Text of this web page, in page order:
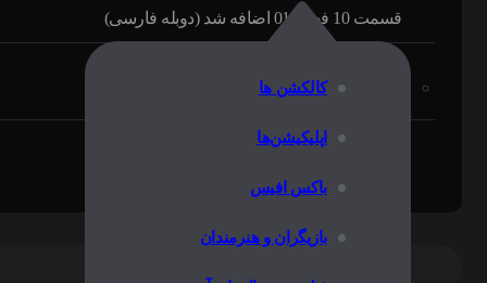
کالکشن ها
اپلیکیشن‌ها
باکس افیس
بازیگران و هنرمندان
قسمت 10 فصل 01 اضافه شد (دوبله فارسی)
1404/09/06